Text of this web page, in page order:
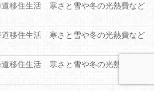
道移住生活 寒さと雪や冬の光熱費など
道移住生活 寒さと雪や冬の光熱費など
移住生活 寒さと雪や冬の光熱費など